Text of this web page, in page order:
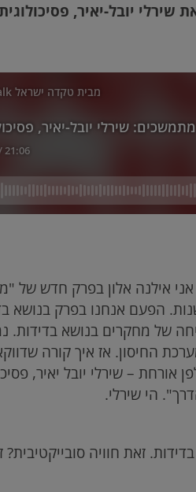
שירלי יובל-יאיר,
אני אילנה אלון בפרק חדש
הפעם אנחנו בפרק בנושא
של מחקרים בנושא בדידות.
החיסון. אז איך קורה
אורחת – שירלי יובל יאיר,
הי שירלי.
זאת חוויה סובייקטיבית?